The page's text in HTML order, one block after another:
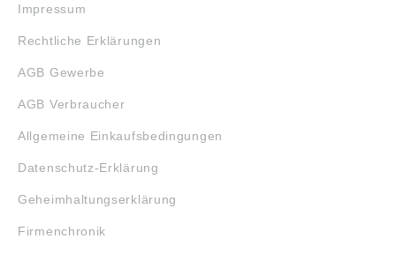
Impressum
Rechtliche Erklärungen
AGB Gewerbe
AGB Verbraucher
Allgemeine Einkaufsbedingungen
Datenschutz-Erklärung
Geheimhaltungserklärung
Firmenchronik